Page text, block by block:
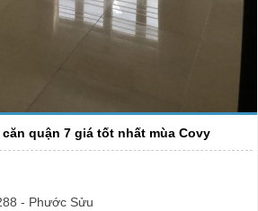
quận 7 giá tốt nhất mùa Covy
- Phước Sửu